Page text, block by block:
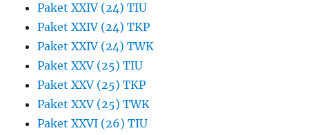
Paket XXIV (24) TIU
Paket XXIV (24) TKP
Paket XXIV (24) TWK
Paket XXV (25) TIU
Paket XXV (25) TKP
Paket XXV (25) TWK
Paket XXVI (26) TIU